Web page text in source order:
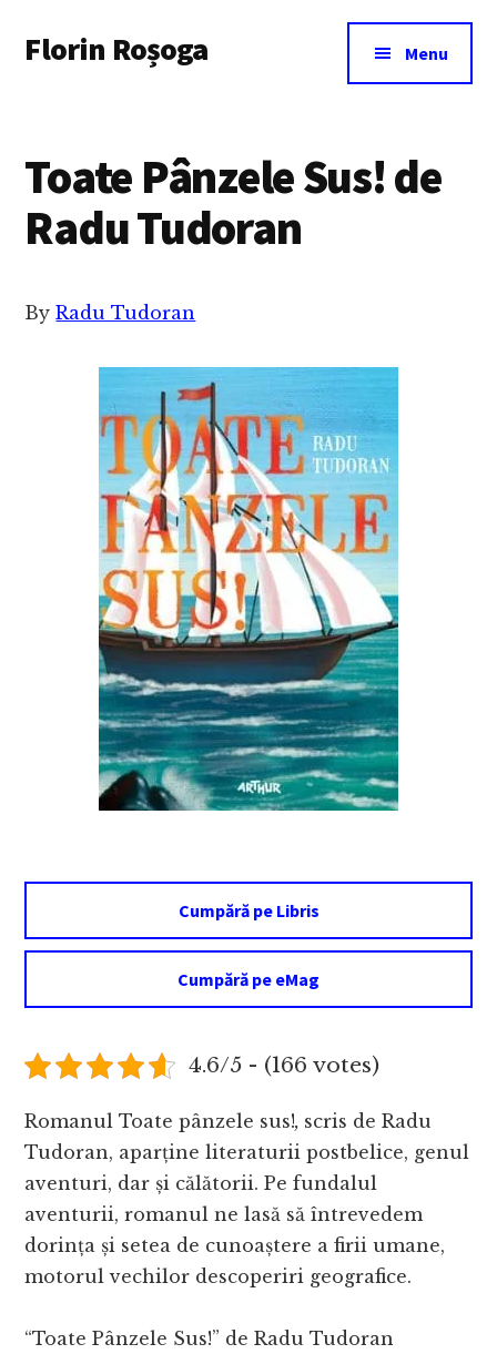
main
menu
Florin Roșoga Menu
Toate Pânzele Sus! de
Radu Tudoran
ByRadu Tudoran
Cumpără pe Libris
Cumpără pe eMag
4.6/5 - (166 votes)
Romanul Toate pânzele sus!, scris de Radu
Tudoran, aparține literaturii postbelice, genul
aventuri, dar și călătorii. Pe fundalul
aventurii, romanul ne lasă să întrevedem
dorința și setea de cunoaștere a firii umane,
motorul vechilor descoperiri geografice.
“Toate Pânzele Sus!” de Radu Tudoran